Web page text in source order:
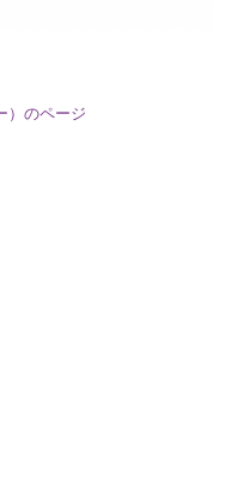
）のページ